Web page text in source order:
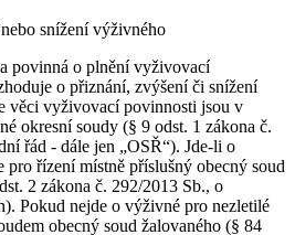
snížení výživného
povinná o plnění vyživovací
o přiznání, zvýšení či snížení
věci vyživovací povinnosti jsou v
okresní soudy (§ 9 odst. 1 zákona č.
řád - dále jen „OSŘ“). Jde-li o
řízení místně příslušný obecný soud
2 zákona č. 292/2013 Sb., o
Pokud nejde o výživné pro nezletilé
obecný soud žalovaného (§ 84